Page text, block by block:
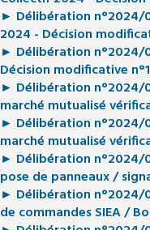
► Délibération
2024 - Décision
► Délibération n°2024/
Décision modificative n°1
► Délibération n°2024/
marché mutualisé
► Délibération n°2024/
marché mutualisé
► Délibération
pose de panneaux /
► Délibération n°2024/
de commandes SIEA /